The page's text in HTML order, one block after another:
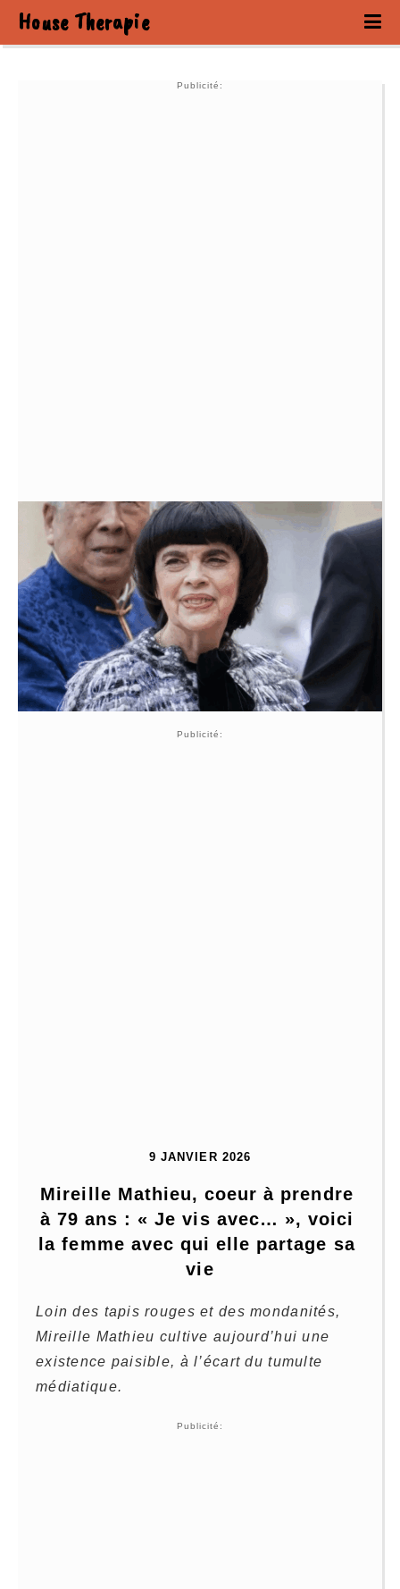
House Therapie
Publicité:
Publicité:
9 JANVIER 2026
Mireille Mathieu, coeur à prendre
à 79 ans : « Je vis avec… », voici
la femme avec qui elle partage sa
vie
Loin des tapis rouges et des mondanités,
Mireille Mathieu cultive aujourd’hui une
existence paisible, à l’écart du tumulte
médiatique.
Publicité: